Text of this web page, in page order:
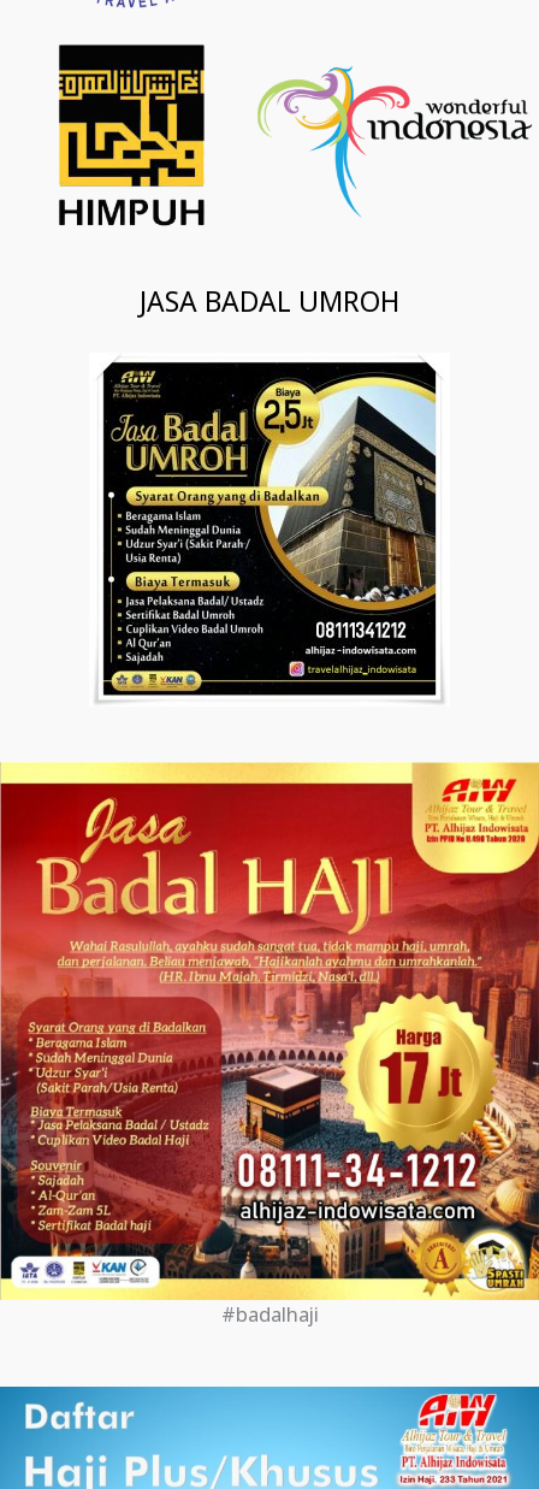
JASA BADAL UMROH
#badalhaji